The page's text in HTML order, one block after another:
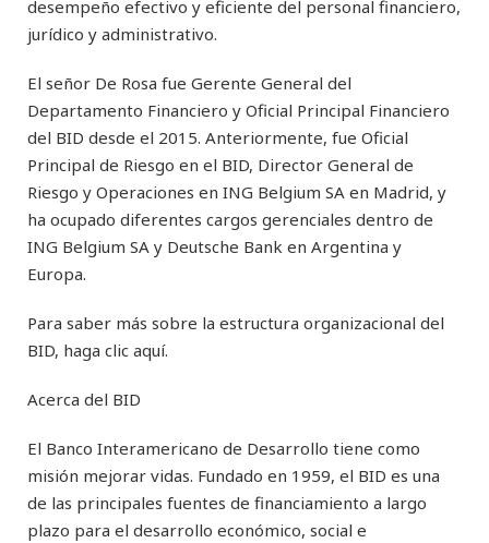
desempeño efectivo y eficiente del personal financiero,
jurídico y administrativo.
El señor De Rosa fue Gerente General del
Departamento Financiero y Oficial Principal Financiero
del BID desde el 2015. Anteriormente, fue Oficial
Principal de Riesgo en el BID, Director General de
Riesgo y Operaciones en ING Belgium SA en Madrid, y
ha ocupado diferentes cargos gerenciales dentro de
ING Belgium SA y Deutsche Bank en Argentina y
Europa.
Para saber más sobre la estructura organizacional del
BID, haga clic aquí.
Acerca del BID
El Banco Interamericano de Desarrollo tiene como
misión mejorar vidas. Fundado en 1959, el BID es una
de las principales fuentes de financiamiento a largo
plazo para el desarrollo económico, social e